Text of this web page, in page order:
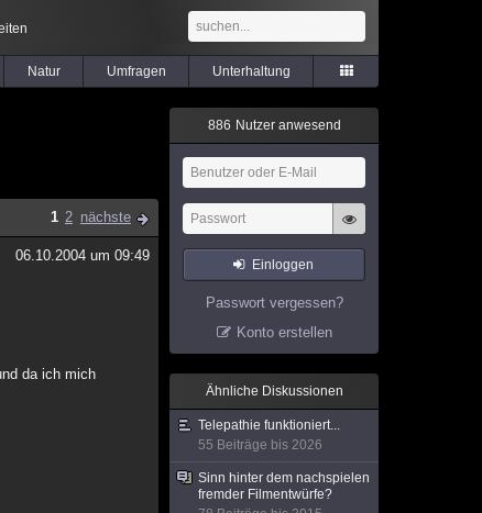
Natur Umfragen Unterhaltung
1 2 nächste
06.10.2004 um 09:49
da ich mich
886 Nutzer anwesend
Einloggen
Passwort vergessen?
Konto erstellen
Ähnliche Diskussionen
Telepathie funktioniert...
55 Beiträge bis 2026
Sinn hinter dem nachspielen
fremder Filmentwürfe?